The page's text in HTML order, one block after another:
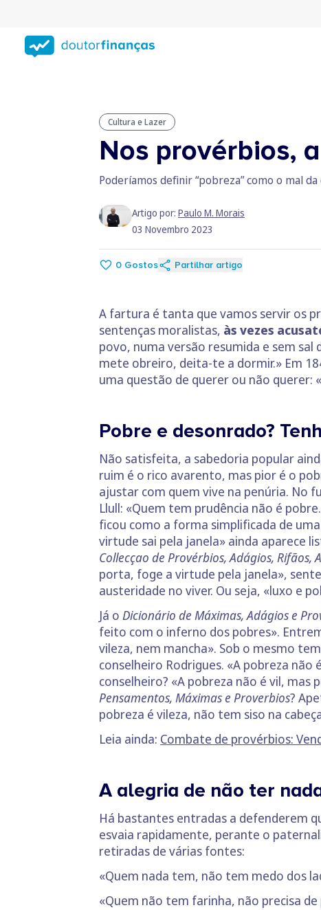
conteúdo
principal
Cultura e Lazer
Nos provérbios,
Poderíamos definir “pobreza” como o mal
Artigo por: Paulo M. Morais
03 Novembro 2023
0 Gostos Partilhar artigo
A fartura é tanta que vamos servir os
sentenças moralistas, às vezes
povo, numa versão resumida e sem sal
mete obreiro, deita-te a dormir.» Em
uma questão de querer ou não querer:
Pobre e desonrado?
Não satisfeita, a sabedoria popular
ruim é o rico avarento, mas pior é o
ajustar com quem vive na penúria. No
Llull: «Quem tem prudência não é
ficou como a forma simplificada de
virtude sai pela janela» ainda aparece
Collecçao de Provérbios, Adágios,
porta, foge a virtude pela janela»,
austeridade no viver. Ou seja, «luxo e
Já o Dicionário de Máximas, Adágios e
feito com o inferno dos pobres».
vileza, nem mancha». Sob o mesmo
conselheiro Rodrigues. «A pobreza
conselheiro? «A pobreza não é vil, mas
Pensamentos, Máximas e Proverbios?
pobreza é vileza, não tem siso na
Leia ainda: Combate de provérbios:
A alegria de não ter
Há bastantes entradas a defenderem
esvaia rapidamente, perante o
retiradas de várias fontes:
«Quem nada tem, não tem medo dos
«Quem não tem farinha, não precisa de